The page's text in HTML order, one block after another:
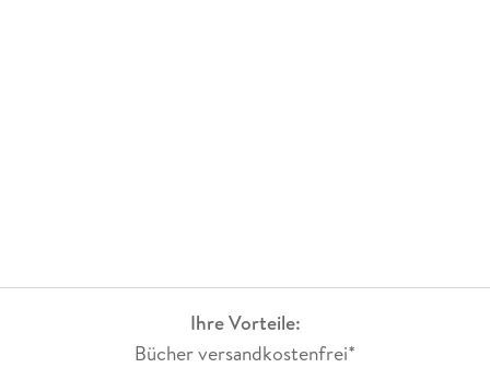
Ihre Vorteile:
Bücher versandkostenfrei*